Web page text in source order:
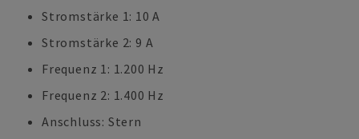
Stromstärke 1: 10 A
Stromstärke 2: 9 A
Frequenz 1: 1.200 Hz
Frequenz 2: 1.400 Hz
Anschluss: Stern